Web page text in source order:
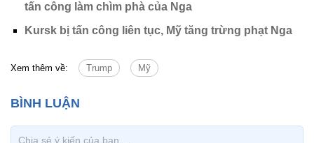
tấn công làm chìm phà của Nga
Kursk bị tấn công liên tục, Mỹ tăng trừng phạt Nga
Xem thêm về: Trump Mỹ